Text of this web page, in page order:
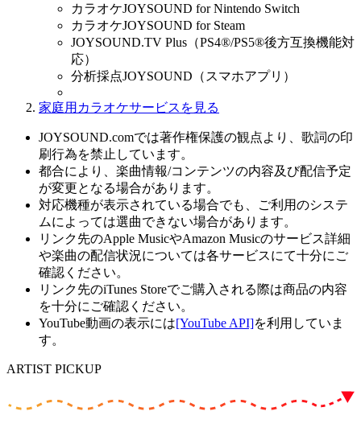
カラオケJOYSOUND for Nintendo Switch
カラオケJOYSOUND for Steam
JOYSOUND.TV Plus（PS4®/PS5®後方互換機能対
応）
分析採点JOYSOUND（スマホアプリ）
家庭用カラオケサービスを見る
JOYSOUND.comでは著作権保護の観点より、歌詞の印
刷行為を禁止しています。
都合により、楽曲情報/コンテンツの内容及び配信予定
が変更となる場合があります。
対応機種が表示されている場合でも、ご利用のシステ
ムによっては選曲できない場合があります。
リンク先のApple MusicやAmazon Musicのサービス詳細
や楽曲の配信状況については各サービスにて十分にご
確認ください。
リンク先のiTunes Storeでご購入される際は商品の内容
を十分にご確認ください。
YouTube動画の表示には[YouTube API]を利用していま
す。
ARTIST PICKUP